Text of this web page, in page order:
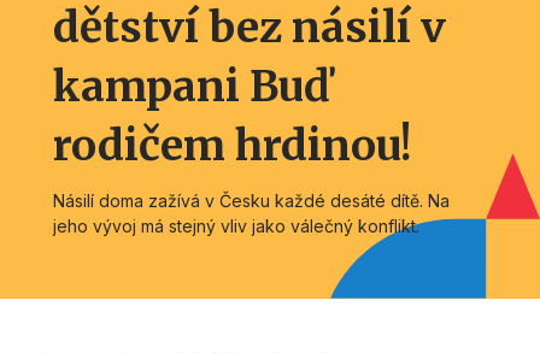
dětství bez násilí v
kampani Buď
rodičem hrdinou!
Násilí doma zažívá v Česku každé desáté dítě. Na
jeho vývoj má stejný vliv jako válečný konflikt.